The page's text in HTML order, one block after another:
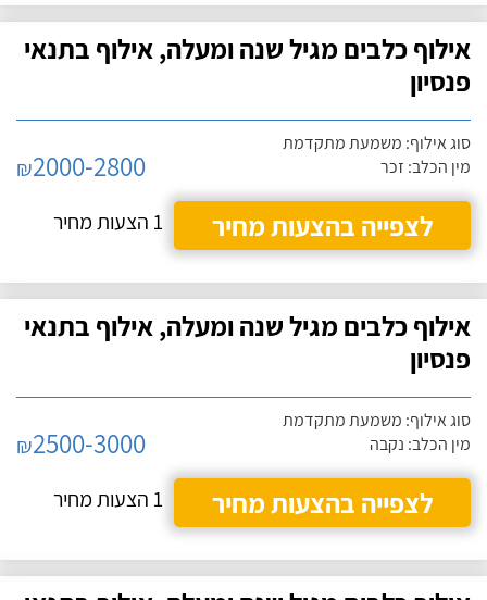
אילוף כלבים מגיל שנה ומעלה, אילוף בתנאי
פנסיון
סוג אילוף: משמעת מתקדמת
מין הכלב: זכר
₪2000-2800
לצפייה בהצעות מחיר
1 הצעות מחיר
אילוף כלבים מגיל שנה ומעלה, אילוף בתנאי
פנסיון
סוג אילוף: משמעת מתקדמת
מין הכלב: נקבה
₪2500-3000
לצפייה בהצעות מחיר
1 הצעות מחיר